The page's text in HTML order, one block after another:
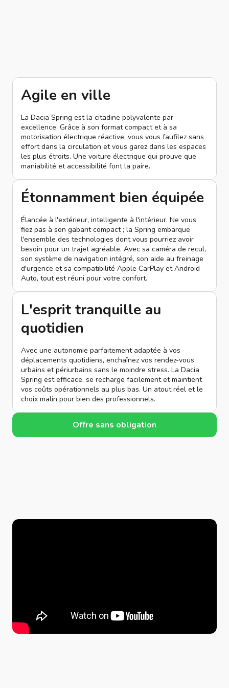
Agile en ville
La Dacia Spring est la citadine polyvalente par
excellence. Grâce à son format compact et à sa
motorisation électrique réactive, vous vous faufilez sans
effort dans la circulation et vous garez dans les espaces
les plus étroits. Une voiture électrique qui prouve que
maniabilité et accessibilité font la paire.
Étonnamment bien équipée
Élancée à l'extérieur, intelligente à l'intérieur. Ne vous
fiez pas à son gabarit compact ; la Spring embarque
l'ensemble des technologies dont vous pourriez avoir
besoin pour un trajet agréable. Avec sa caméra de recul,
son système de navigation intégré, son aide au freinage
d'urgence et sa compatibilité Apple CarPlay et Android
Auto, tout est réuni pour votre confort.
L'esprit tranquille au
quotidien
Avec une autonomie parfaitement adaptée à vos
déplacements quotidiens, enchaînez vos rendez-vous
urbains et périurbains sans le moindre stress. La Dacia
Spring est efficace, se recharge facilement et maintient
vos coûts opérationnels au plus bas. Un atout réel et le
choix malin pour bien des professionnels.
Offre sans obligation